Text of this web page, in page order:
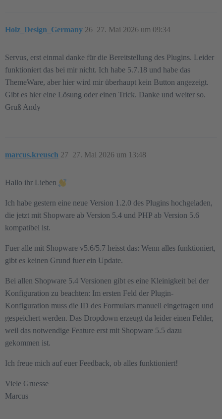
Holz_Design_Germany 27. Mai 2026 um 09:34
26
Servus, erst einmal danke für die Bereitstellung des Plugins. Leider
funktioniert das bei mir nicht. Ich habe 5.7.18 und habe das
ThemeWare, aber hier wird mir überhaupt kein Button angezeigt.
Gibt es hier eine Lösung oder einen Trick. Danke und weiter so.
Gruß Andy
marcus.kreusch 27. Mai 2026 um 13:48
27
Hallo ihr Lieben
Ich habe gestern eine neue Version 1.2.0 des Plugins hochgeladen,
die jetzt mit Shopware ab Version 5.4 und PHP ab Version 5.6
kompatibel ist.
Fuer alle mit Shopware v5.6/5.7 heisst das: Wenn alles funktioniert,
gibt es keinen Grund fuer ein Update.
Bei allen Shopware 5.4 Versionen gibt es eine Kleinigkeit bei der
Konfiguration zu beachten: Im ersten Feld der Plugin-
Konfiguration muss die ID des Formulars manuell eingetragen und
gespeichert werden. Das Dropdown erzeugt da leider einen Fehler,
weil das notwendige Feature erst mit Shopware 5.5 dazu
gekommen ist.
Ich freue mich auf euer Feedback, ob alles funktioniert!
Viele Gruesse
Marcus